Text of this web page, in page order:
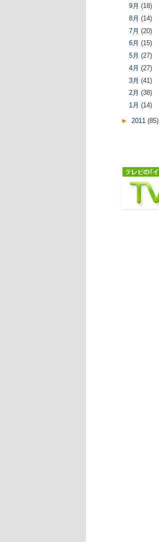
9月 (18)
8月 (14)
7月 (20)
6月 (15)
5月 (27)
4月 (27)
3月 (41)
2月 (38)
1月 (14)
► 2011 (85)